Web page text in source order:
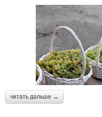
Технический виноград
Виноград из косточки
читать дальше →